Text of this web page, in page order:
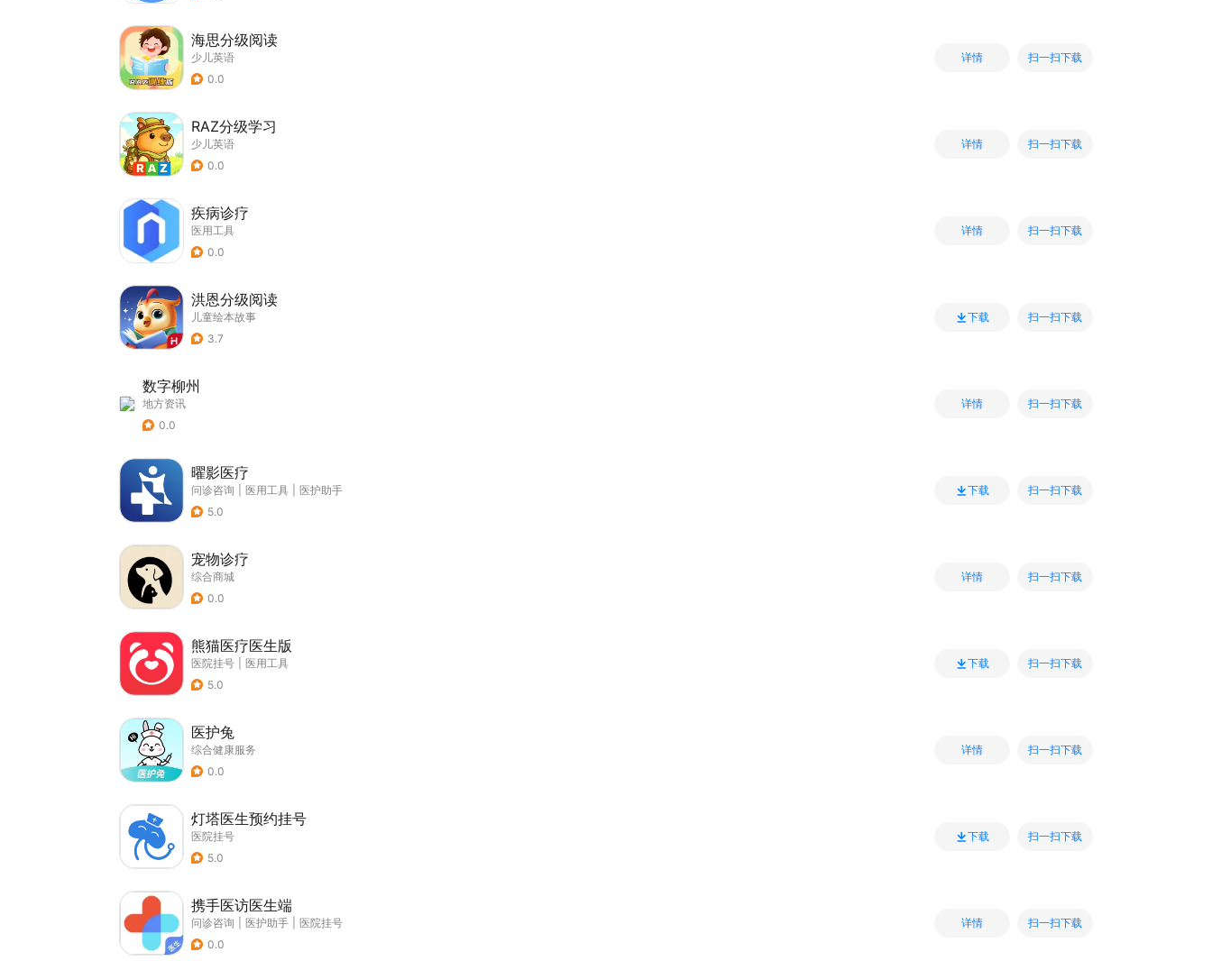
海思分级阅读
少儿英语
0.0
详情 扫一扫下载
RAZ分级学习
少儿英语
0.0
详情 扫一扫下载
疾病诊疗
医用工具
0.0
详情 扫一扫下载
洪恩分级阅读
儿童绘本故事
3.7
下载 扫一扫下载
数字柳州
地方资讯
0.0
详情 扫一扫下载
曜影医疗
问诊咨询 医用工具
医护助手
5.0
下载 扫一扫下载
宠物诊疗
综合商城
0.0
详情 扫一扫下载
熊猫医疗医生版
医院挂号
医用工具
5.0
下载 扫一扫下载
医护兔
综合健康服务
0.0
详情 扫一扫下载
灯塔医生预约挂号
医院挂号
5.0
下载 扫一扫下载
携手医访医生端
问诊咨询 医护助手
医院挂号
0.0
详情 扫一扫下载